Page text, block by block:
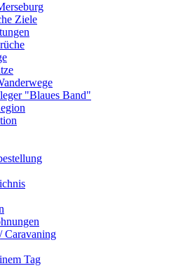
Ziele
"Blaues Band"
Caravaning
Tag